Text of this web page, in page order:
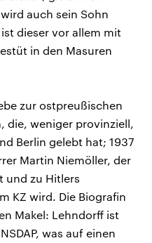
auch sein Sohn
dieser vor allem mit
in den Masuren
zur ostpreußischen
die, weniger provinziell,
Berlin gelebt hat; 1937
Martin Niemöller, der
und zu Hitlers
KZ wird. Die Biografin
Makel: Lehndorff ist
was auf einen